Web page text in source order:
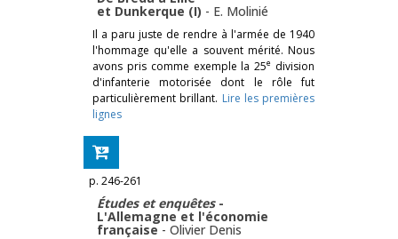
et Dunkerque (I) - E. Molinié
Il a paru juste de rendre à l'armée de 1940
l'hommage qu'elle a souvent mérité. Nous
avons pris comme exemple la 25e division
d'infanterie motorisée dont le rôle fut
particulièrement brillant. Lire les premières
lignes
p. 246-261
Études et enquêtes-
L'Allemagne et l'économie
française - Olivier Denis